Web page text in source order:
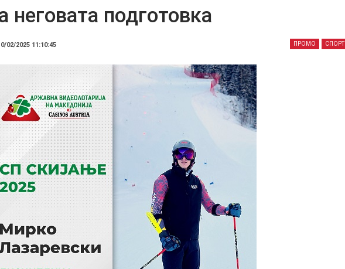
неговата подготовка
ПРОМО СПОРТ
02/2025 11:10:45